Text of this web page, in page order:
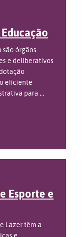
são órgãos
e deliberativos
eficiente
para ...
Esporte e
Lazer têm a
e